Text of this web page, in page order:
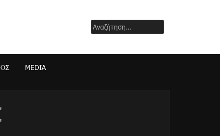
Αναζήτηση
για:
MEDIA